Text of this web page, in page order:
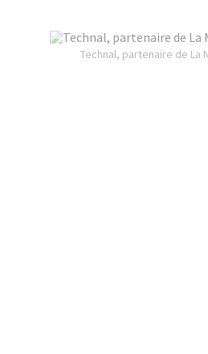
Technal, partenaire de La